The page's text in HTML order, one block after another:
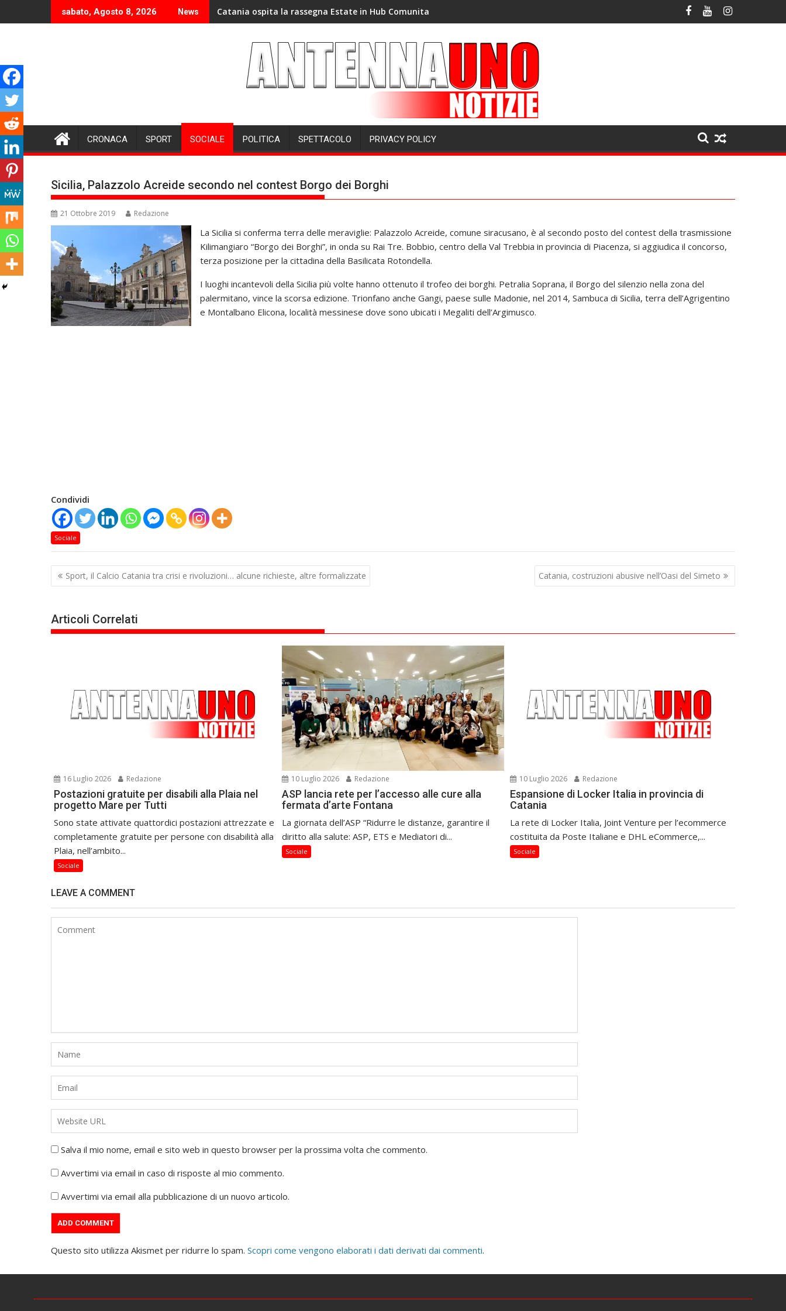
to
sabato, Agosto 8, 2026 News Catania ospita la rassegna Estate in Hub Comunita
CRONACA SPORT SOCIALE POLITICA SPETTACOLO PRIVACY POLICY
Sicilia, Palazzolo Acreide secondo nel contest Borgo dei Borghi
21 Ottobre 2019 Redazione
La Sicilia si conferma terra delle meraviglie: Palazzolo Acreide, comune siracusano, è al secondo posto del contest della trasmissione
Kilimangiaro “Borgo dei Borghi”, in onda su Rai Tre. Bobbio, centro della Val Trebbia in provincia di Piacenza, si aggiudica il concorso,
terza posizione per la cittadina della Basilicata Rotondella.
I luoghi incantevoli della Sicilia più volte hanno ottenuto il trofeo dei borghi. Petralia Soprana, il Borgo del silenzio nella zona del
palermitano, vince la scorsa edizione. Trionfano anche Gangi, paese sulle Madonie, nel 2014, Sambuca di Sicilia, terra dell’Agrigentino
e Montalbano Elicona, località messinese dove sono ubicati i Megaliti dell’Argimusco.
Condividi
Sociale
Navigazione
articoli
Sport, il Calcio Catania tra crisi e rivoluzioni… alcune richieste, altre formalizzate Catania, costruzioni abusive nell’Oasi del Simeto
Articoli Correlati
16 Luglio 2026 Redazione
Postazioni gratuite per disabili alla Plaia nel
progetto Mare per Tutti
Sono state attivate quattordici postazioni attrezzate e
completamente gratuite per persone con disabilità alla
Plaia, nell’ambito...
Sociale
10 Luglio 2026 Redazione
ASP lancia rete per l’accesso alle cure alla
fermata d’arte Fontana
La giornata dell’ASP “Ridurre le distanze, garantire il
diritto alla salute: ASP, ETS e Mediatori di...
Sociale
10 Luglio 2026 Redazione
Espansione di Locker Italia in provincia di
Catania
La rete di Locker Italia, Joint Venture per l’ecommerce
costituita da Poste Italiane e DHL eCommerce,...
Sociale
LEAVE A COMMENT
Salva il mio nome, email e sito web in questo browser per la prossima volta che commento.
Avvertimi via email in caso di risposte al mio commento.
Avvertimi via email alla pubblicazione di un nuovo articolo.
Questo sito utilizza Akismet per ridurre lo spam. Scopri come vengono elaborati i dati derivati dai commenti.